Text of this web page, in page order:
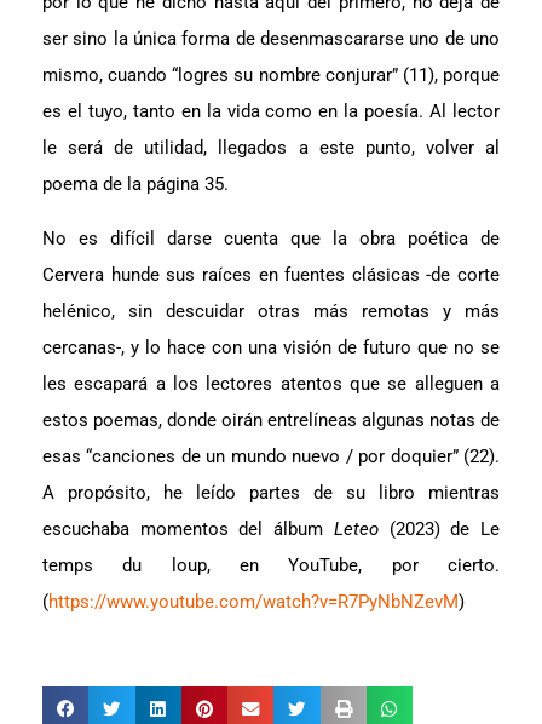
ser sino la única forma de desenmascararse uno de uno
mismo, cuando “logres su nombre conjurar” (11), porque
es el tuyo, tanto en la vida como en la poesía. Al lector
le será de utilidad, llegados a este punto, volver al
poema de la página 35.
No es difícil darse cuenta que la obra poética de
Cervera hunde sus raíces en fuentes clásicas -de corte
helénico, sin descuidar otras más remotas y más
cercanas-, y lo hace con una visión de futuro que no se
les escapará a los lectores atentos que se alleguen a
estos poemas, donde oirán entrelíneas algunas notas de
esas “canciones de un mundo nuevo / por doquier” (22).
A propósito, he leído partes de su libro mientras
escuchaba momentos del álbum Leteo(2023) de Le
temps du loup, en YouTube, por cierto.
(https://www.youtube.com/watch?v=R7PyNbNZevM)